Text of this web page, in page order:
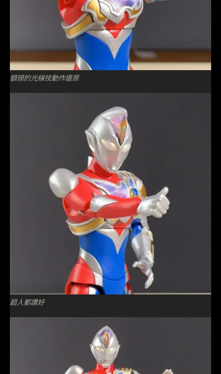
額頭的光線技動作還原
超人都讚好